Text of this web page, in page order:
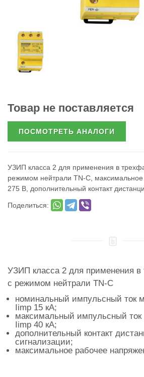
Товар не поставляется
ПОСМОТРЕТЬ АНАЛОГИ
УЗИП класса 2 для применения в
режимом нейтрали TN-C,
275 В, дополнительный контакт
Поделиться:
УЗИП класса 2 для применения в
с режимом нейтрали TN-C
номинальный импульсный ток
Iimp 15 кА;
максимальный импульсный
Iimp 40 кА;
дополнительный контакт
сигнализации;
максимальное рабочее